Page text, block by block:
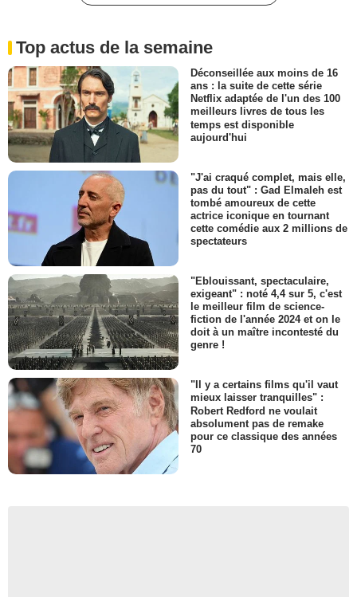
Top actus de la semaine
Déconseillée aux moins de 16
ans : la suite de cette série
Netflix adaptée de l'un des 100
meilleurs livres de tous les
temps est disponible
aujourd'hui
"J'ai craqué complet, mais elle,
pas du tout" : Gad Elmaleh est
tombé amoureux de cette
actrice iconique en tournant
cette comédie aux 2 millions de
spectateurs
"Eblouissant, spectaculaire,
exigeant" : noté 4,4 sur 5, c'est
le meilleur film de science-
fiction de l'année 2024 et on le
doit à un maître incontesté du
genre !
"Il y a certains films qu'il vaut
mieux laisser tranquilles" :
Robert Redford ne voulait
absolument pas de remake
pour ce classique des années
70